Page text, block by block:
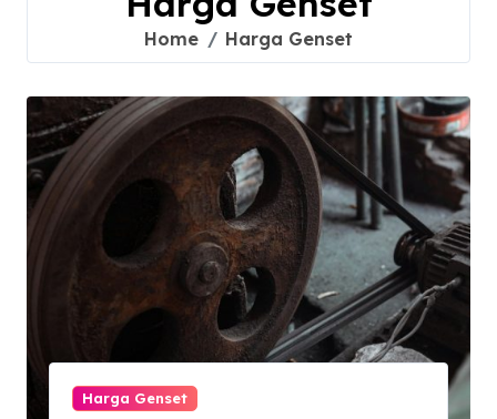
Home Harga Genset
Harga Genset